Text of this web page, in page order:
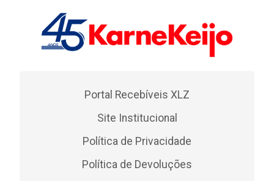
Portal Recebíveis XLZ
Site Institucional
Política de Privacidade
Política de Devoluções